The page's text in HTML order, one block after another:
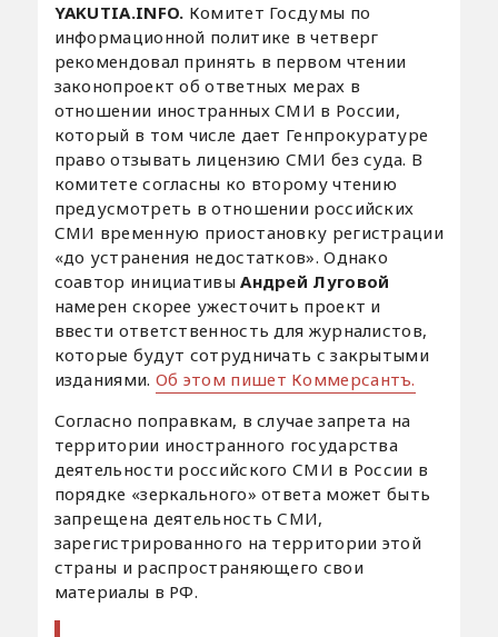
YAKUTIA.INFO. Комитет Госдумы по
информационной политике в четверг
рекомендовал принять в первом чтении
законопроект об ответных мерах в
отношении иностранных СМИ в России,
который в том числе дает Генпрокуратуре
право отзывать лицензию СМИ без суда. В
комитете согласны ко второму чтению
предусмотреть в отношении российских
СМИ временную приостановку регистрации
«до устранения недостатков». Однако
соавтор инициативыАндрей Луговой
намерен скорее ужесточить проект и
ввести ответственность для журналистов,
которые будут сотрудничать с закрытыми
изданиями. Об этом пишет Коммерсантъ.
Согласно поправкам, в случае запрета на
территории иностранного государства
деятельности российского СМИ в России в
порядке «зеркального» ответа может быть
запрещена деятельность СМИ,
зарегистрированного на территории этой
страны и распространяющего свои
материалы в РФ.